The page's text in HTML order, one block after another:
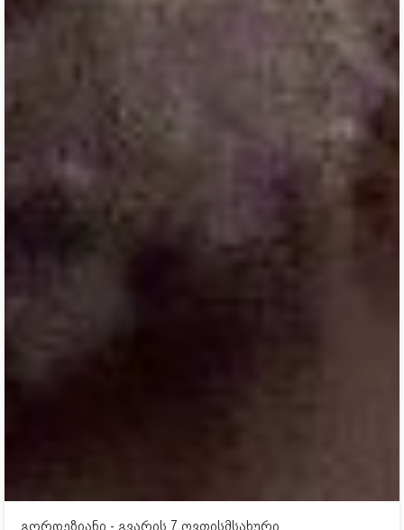
გორდეზიანი - გვარის 7 ღვთისმსახური